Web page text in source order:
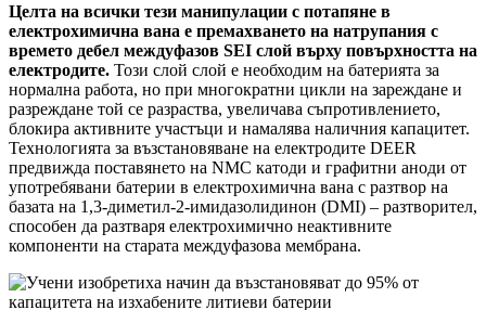
Целта на всички тези манипулации с потапяне в
електрохимична вана е премахването на натрупания с
времето дебел междуфазов SEI слой върху повърхността на
електродите. Този слой слой е необходим на батерията за
нормална работа, но при многократни цикли на зареждане и
разреждане той се разраства, увеличава съпротивлението,
блокира активните участъци и намалява наличния капацитет.
Технологията за възстановяване на електродите DEER
предвижда поставянето на NMC катоди и графитни аноди от
употребявани батерии в електрохимична вана с разтвор на
базата на 1,3-диметил-2-имидазолидинон (DMI) – разтворител,
способен да разтваря електрохимично неактивните
компоненти на старата междуфазова мембрана.